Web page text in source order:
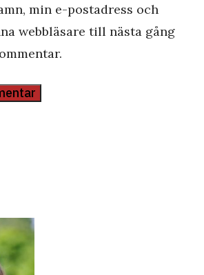
min e-postadress och
webbläsare till nästa gång